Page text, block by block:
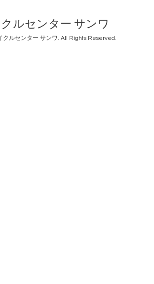
ルセンター サンワ
クルセンター サンワ. All Rights Reserved.